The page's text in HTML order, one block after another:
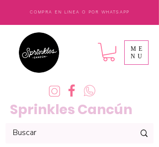
COMPRA EN LINEA O POR WHATSAPP
Sprinkles Cancún
ME
NU